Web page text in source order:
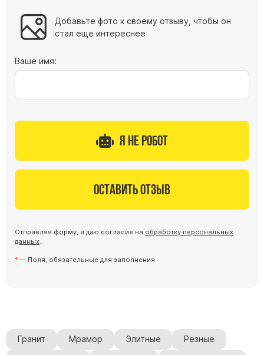
Добавьте фото к своему отзыву, чтобы он
стал еще интереснее
Ваше имя:
Я не робот
Оставить отзыв
Отправляя форму, я даю согласие на обработку персональных
данных
— Поля, обязательные для заполнения
Гранит Мрамор Элитные Резные